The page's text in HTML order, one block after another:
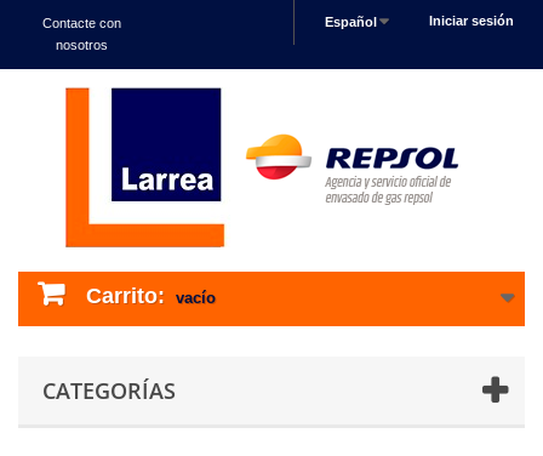
Iniciar sesión
Español
Contacte con
nosotros
Carrito: vacío
CATEGORÍAS